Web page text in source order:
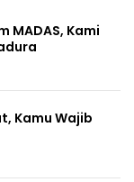
MADAS, Kami
Kamu Wajib